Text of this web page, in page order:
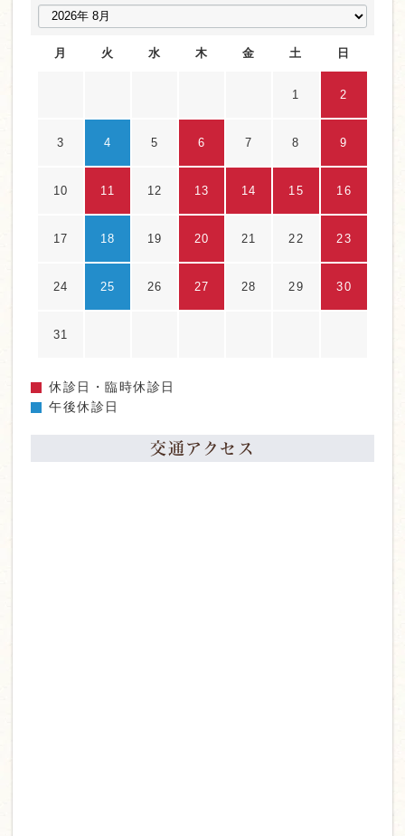
月 火 水 木 金 土 日
1 2
3 4 5 6 7 8 9
10 11 12 13 14 15 16
17 18 19 20 21 22 23
24 25 26 27 28 29 30
31
休診日・臨時休診日
午後休診日
交通アクセス